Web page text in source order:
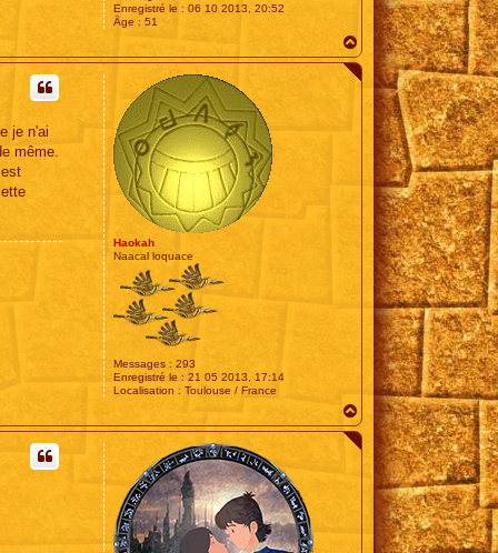
Enregistré le : 06 10 2013, 20:52
Âge : 51
a
u
Haokah
Naacal loquace
Messages : 293
Enregistré le : 21 05 2013, 17:14
Localisation : Toulouse / France
je n'ai
même.
a
u